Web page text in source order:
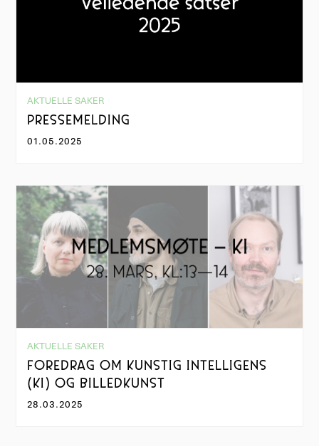
AKTUELLE SAKER
PRESSEMELDING
01.05.2025
AKTUELLE SAKER
FOREDRAG OM KUNSTIG INTELLIGENS
(KI) OG BILLEDKUNST
28.03.2025